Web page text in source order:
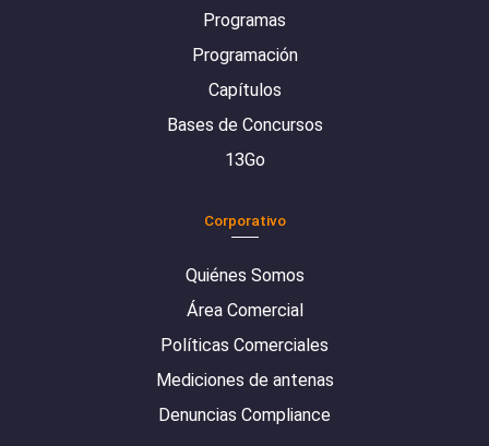
Programas
Programación
Capítulos
Bases de Concursos
13Go
Corporativo
Quiénes Somos
Área Comercial
Políticas Comerciales
Mediciones de antenas
Denuncias Compliance